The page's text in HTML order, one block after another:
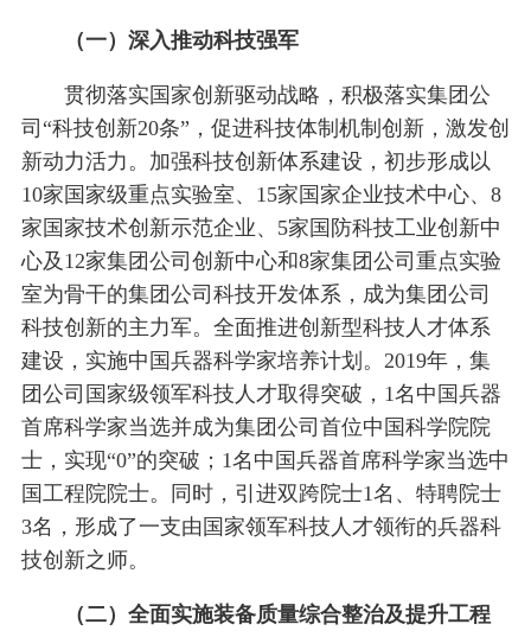
（一）深入推动科技强军
贯彻落实国家创新驱动战略，积极落实集团公
司“科技创新20条”，促进科技体制机制创新，激发创
新动力活力。加强科技创新体系建设，初步形成以
10家国家级重点实验室、15家国家企业技术中心、8
家国家技术创新示范企业、5家国防科技工业创新中
心及12家集团公司创新中心和8家集团公司重点实验
室为骨干的集团公司科技开发体系，成为集团公司
科技创新的主力军。全面推进创新型科技人才体系
建设，实施中国兵器科学家培养计划。2019年，集
团公司国家级领军科技人才取得突破，1名中国兵器
首席科学家当选并成为集团公司首位中国科学院院
士，实现“0”的突破；1名中国兵器首席科学家当选中
国工程院院士。同时，引进双跨院士1名、特聘院士
3名，形成了一支由国家领军科技人才领衔的兵器科
技创新之师。
（二）全面实施装备质量综合整治及提升工程